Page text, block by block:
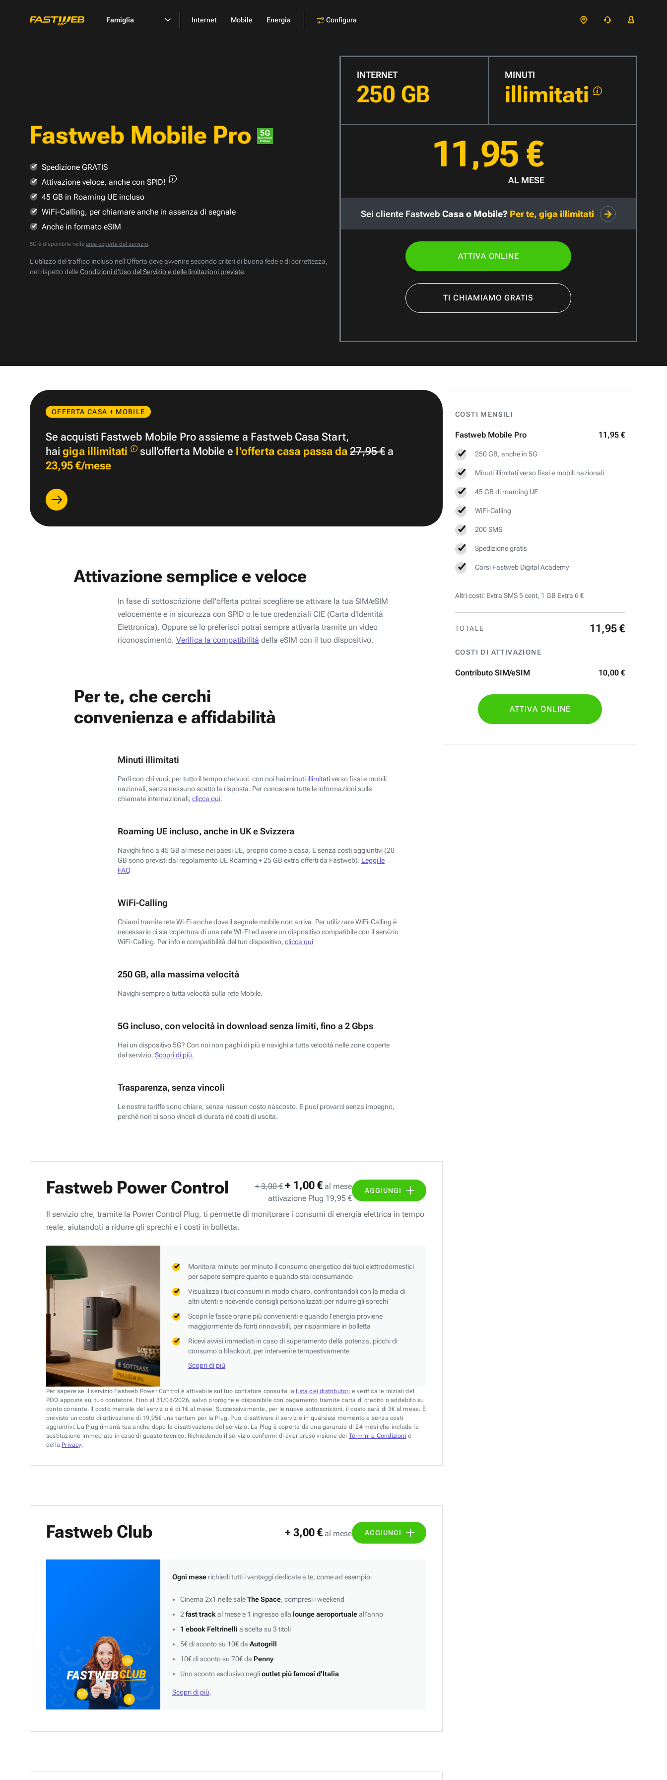
Famiglia Internet Mobile Energia Configura
Fastweb Mobile Pro
INTERNET
250 GB
MINUTI
illimitati
11,95 €
AL MESE
Sei cliente Fastweb Casa o Mobile? Per te, giga illimitati
ATTIVA ONLINE
TI CHIAMIAMO GRATIS
Spedizione GRATIS
Attivazione veloce, anche con SPID!
45 GB in Roaming UE incluso
WiFi-Calling, per chiamare anche in assenza di segnale
Anche in formato eSIM
5G è disponibile nelle aree coperte dal servizio.
L’utilizzo del traffico incluso nell’Offerta deve avvenire secondo criteri di buona fede e di correttezza,
nel rispetto delleCondizioni d’Uso del Servizio e delle limitazioni previste.
COSTI MENSILI
Fastweb Mobile Pro 11,95 €
250 GB, anche in 5G
Minuti illimitativerso fissi e mobili nazionali
45 GB di roaming UE
WiFi-Calling
200 SMS
Spedizione gratis
Corsi Fastweb Digital Academy
Altri costi: Extra SMS 5 cent, 1 GB Extra 6 €
TOTALE 11 ,95 €
COSTI DI ATTIVAZIONE
Contributo SIM/eSIM 10,00 €
ATTIVA ONLINE
OFFERTA CASA + MOBILE
Se acquisti Fastweb Mobile Pro assieme a Fastweb Casa Start,
haigiga illimitati sull'offerta Mobile e l'offerta casa passa da 27,95 €a
23,95 €/mese
Attivazione semplice e veloce
In fase di sottoscrizione dell'offerta potrai scegliere se attivare la tua SIM/eSIM
velocemente e in sicurezza con SPID o le tue credenziali CIE (Carta d'Identità
Elettronica). Oppure se lo preferisci potrai sempre attivarla tramite un video
riconoscimento. Verifica la compatibilità della eSIM con il tuo dispositivo.
Per te, che cerchi
convenienza e affidabilità
Minuti illimitati
Parli con chi vuoi, per tutto il tempo che vuoi: con noi hai minuti illimitativerso fissi e mobili
nazionali, senza nessuno scatto la risposta. Per conoscere tutte le informazioni sulle
chiamate internazionali, clicca qui.
Roaming UE incluso, anche in UK e Svizzera
Navighi fino a 45 GB al mese nei paesi UE, proprio come a casa. E senza costi aggiuntivi (20
GB sono previsti dal regolamento UE Roaming + 25 GB extra offerti da Fastweb). Leggi le
FAQ
WiFi-Calling
Chiami tramite rete Wi-Fi anche dove il segnale mobile non arriva. Per utilizzare WiFi-Calling è
necessario ci sia copertura di una rete WI-FI ed avere un dispositivo compatibile con il servizio
WiFi-Calling. Per info e compatibilità del tuo dispositivo, clicca qui
250 GB, alla massima velocità
Navighi sempre a tutta velocità sulla rete Mobile.
5G incluso, con velocità in download senza limiti, fino a 2 Gbps
Hai un dispositivo 5G? Con noi non paghi di più e navighi a tutta velocità nelle zone coperte
dal servizio. Scopri di più.
Trasparenza, senza vincoli
Le nostre tariffe sono chiare, senza nessun costo nascosto. E puoi provarci senza impegno,
perché non ci sono vincoli di durata né costi di uscita.
Fastweb Power Control + 3,00 € + 1,00 € al mese
attivazione Plug 19,95 €
AGGIUNGI
Il servizio che, tramite la Power Control Plug, ti permette di monitorare i consumi di energia elettrica in tempo
reale, aiutandoti a ridurre gli sprechi e i costi in bolletta.
Monitora minuto per minuto il consumo energetico dei tuoi elettrodomestici
per sapere sempre quanto e quando stai consumando
Visualizza i tuoi consumi in modo chiaro, confrontandoli con la media di
altri utenti e ricevendo consigli personalizzati per ridurre gli sprechi
Scopri le fasce orarie più convenienti e quando l’energia proviene
maggiormente da fonti rinnovabili, per risparmiare in bolletta
Ricevi avvisi immediati in caso di superamento della potenza, picchi di
consumo o blackout, per intervenire tempestivamente
Scopri di più
Per sapere se il servizio Fastweb Power Control è attivabile sul tuo contatore consulta la lista dei distributori e verifica le iniziali del
POD apposte sul tuo contatore. Fino al 31/08/2026, salvo proroghe e disponibile con pagamento tramite carta di credito o addebito su
conto corrente. Il costo mensile del servizio è di 1€ al mese. Successivamente, per le nuove sottoscrizioni, il costo sarà di 3€ al mese. È
previsto un costo di attivazione di 19,95€ una tantum per la Plug. Puoi disattivare il servizio in qualsiasi momento e senza costi
aggiuntivi. La Plug rimarrà tua anche dopo la disattivazione del servizio. La Plug è coperta da una garanzia di 24 mesi che include la
sostituzione immediata in caso di guasto tecnico. Richiedendo il servizio confermi di aver preso visione dei Termini e Condizioni e
della Privacy.
Fastweb Club + 3,00 € al mese AGGIUNGI
Ogni meserichiedi tutti i vantaggi dedicate a te, come ad esempio:
Cinema 2x1 nelle saleThe Space, compresi i weekend
2 fast track al mese e 1 ingresso alla lounge aeroportualeall’anno
1 ebook Feltrinelli a scelta su 3 titoli
5€ di sconto su 10€ da Autogrill
10€ di sconto su 70€ da Penny
Uno sconto esclusivo neglioutlet più famosi d’Italia
Scopri di più.